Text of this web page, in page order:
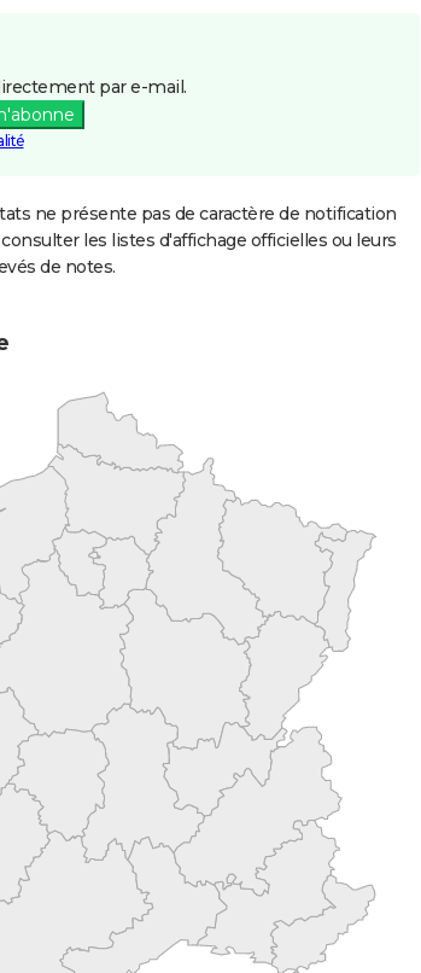
par e-mail.
ne présente pas de caractère de notification
les listes d'affichage officielles ou leurs
de notes.